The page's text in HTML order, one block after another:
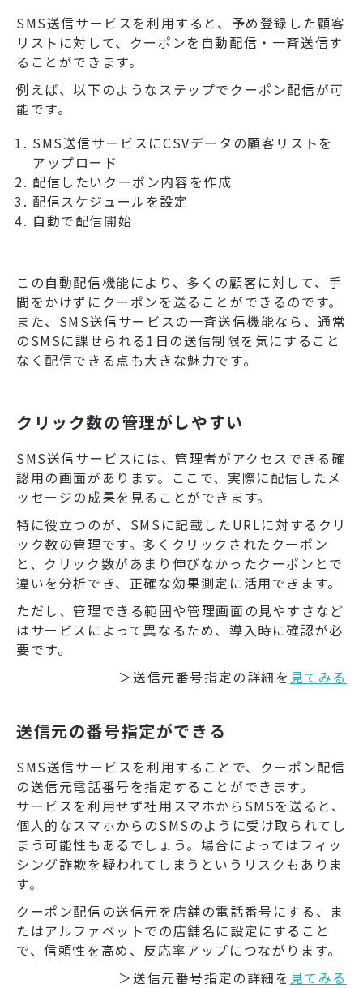
SMS送信サービスを利用すると、予め登録した顧客
リストに対して、クーポンを自動配信・一斉送信す
ることができます。
例えば、以下のようなステップでクーポン配信が可
能です。
SMS送信サービスにCSVデータの顧客リストを
アップロード
配信したいクーポン内容を作成
配信スケジュールを設定
自動で配信開始
この自動配信機能により、多くの顧客に対して、手
間をかけずにクーポンを送ることができるのです。
また、SMS送信サービスの一斉送信機能なら、通常
のSMSに課せられる1日の送信制限を気にすること
なく配信できる点も大きな魅力です。
クリック数の管理がしやすい
SMS送信サービスには、管理者がアクセスできる確
認用の画面があります。ここで、実際に配信したメ
ッセージの成果を見ることができます。
特に役立つのが、SMSに記載したURLに対するクリ
ック数の管理です。多くクリックされたクーポン
と、クリック数があまり伸びなかったクーポンとで
違いを分析でき、正確な効果測定に活用できます。
ただし、管理できる範囲や管理画面の見やすさなど
はサービスによって異なるため、導入時に確認が必
要です。
＞送信元番号指定の詳細を 見てみる
送信元の番号指定ができる
SMS送信サービスを利用することで、クーポン配信
の送信元電話番号を指定することができます。
サービスを利用せず社用スマホからSMSを送ると、
個人的なスマホからのSMSのように受け取られてし
まう可能性もあるでしょう。場合によってはフィッ
シング詐欺を疑われてしまうというリスクもありま
す。
クーポン配信の送信元を店舗の電話番号にする、ま
たはアルファベットでの店舗名に設定にすること
で、信頼性を高め、反応率アップにつながります。
＞送信元番号指定の詳細を 見てみる